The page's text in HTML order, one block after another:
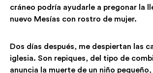
cráneo podría ayudarle a pregonar la
nuevo Mesías con rostro de mujer.
Dos días después, me despiertan las
iglesia. Son repiques, del tipo de
anuncia la muerte de un niño